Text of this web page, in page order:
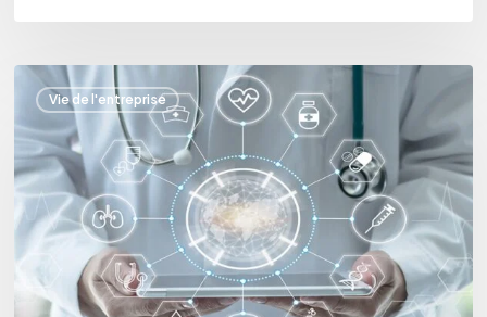
Vie de l'entreprise
Aurignac
Finance
renforce
son
expertise
santé